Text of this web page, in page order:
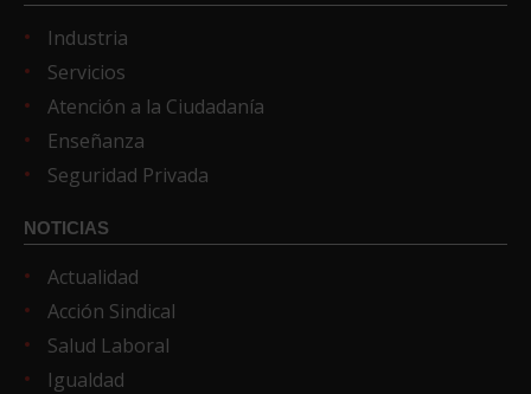
Industria
Servicios
Atención a la Ciudadanía
Enseñanza
Seguridad Privada
NOTICIAS
Actualidad
Acción Sindical
Salud Laboral
Igualdad